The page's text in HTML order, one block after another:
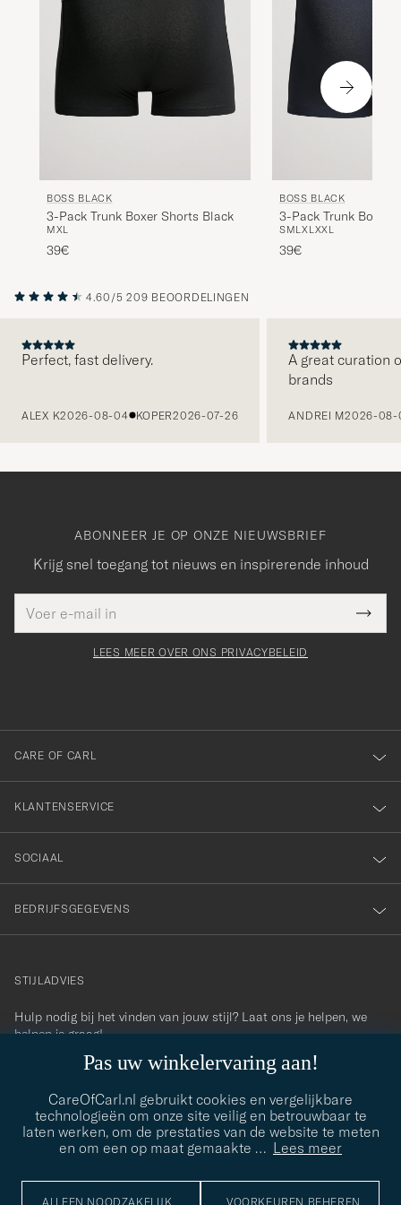
BOSS BLACK
3-Pack Trunk Boxer Shorts Black
MXL
39€
BOSS BLACK
3-Pack Trunk Boxer
Blue
SMLXL XXL
39€
4.60/5 209 BEOORDELINGEN
Perfect, fast delivery.
ALEX K2026-08-04 KOPER2026-07-26
A great curation
brands
ANDREI M2026-08-
Pas uw winkelervaring aan!
CareOfCarl.nl gebruikt cookies en vergelijkbare
technologieën om onze site veilig en betrouwbaar te
laten werken, om de prestaties van de website te meten
en om een op maat gemaakte … Lees meer
ALLEEN NOODZAKELIJK VOORKEUREN BEHEREN
ABONNEER JE OP ONZE NIEUWSBRIEF
Krijg snel toegang tot nieuws en inspirerende inhoud
mailadres
veldBedankt
voor
onze
nieuwsbrief!
LEES MEER OVER ONS PRIVACYBELEID
CARE OF CARL
KLANTENSERVICE
SOCIAAL
BEDRIJFSGEGEVENS
contact@careofcarl.com
STIJLADVIES
Hulp nodig bij het vinden van jouw stijl? Laat ons je helpen, we
helpen je graag!
STIJLADVIES
© Care of Carl 2026